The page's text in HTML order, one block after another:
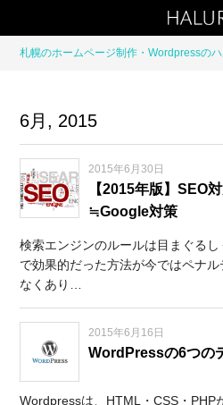
札幌のホームページ制作・Wordpressのハ
6月, 2015
2015年6月30日
【2015年版】SEO
≒Google対策
検索エンジンのルールは目まぐる
で効果的だった方法が今ではペナ
なくあり…
2015年6月16日
WordPressの6つの
Wordpressは、HTML・CSS・PHP